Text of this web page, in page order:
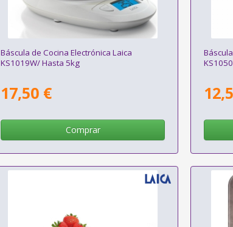
Báscula de Cocina Electrónica Laica
KS1019W/ Hasta 5kg
17,50 €
Comprar